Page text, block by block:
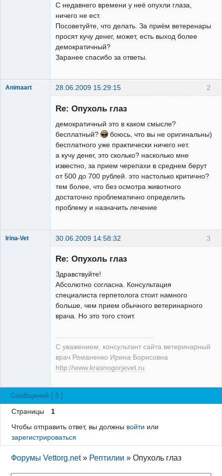
С недавнего времени у неё опухли глаза,
ничего не ест.
Посоветуйте, что делать. За приём ветеренары
просят кучу денег, может, есть выход более
демократичный?
Заранее спасибо за ответы.
2
Animaart 28.06.2009 15:29:15
Зарегистрированный
Re: Опухоль глаз
демократичный это в каком смысле?
бесплатный?
боюсь, что вы не оригинальны)
бесплатного уже практически ничего нет.
а кучу денег, это сколько? насколько мне
известно, за прием черепахи в среднем берут
от 500 до 700 рублей. это настолько критично?
тем более, что без осмотра животного
достаточно проблематично определить
проблему и назначить лечение
3
Irina-Vet 30.06.2009 14:58:32
Re: Опухоль глаз
Здравствуйте!
Абсолютно согласна. Консультация
специалиста герпетолога стоит намного
больше, чем прием обычного ветеринарного
врача. Но это того стоит.
С уважением, консультант сайта ветеринарный
врач Романенко Ирина Борисовна
http://www.krasnogorjevet.ru
Сообщений [ 3 ]
Страницы
1
Чтобы отправить ответ, вы должны войти или
зарегистрироваться
Форумы Vettorg.net » Рептилии »Опухоль глаз